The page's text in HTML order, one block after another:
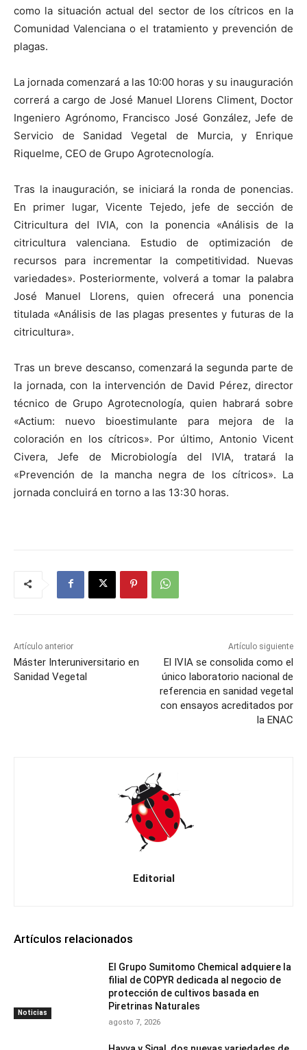
como la situación actual del sector de los cítricos en la
Comunidad Valenciana o el tratamiento y prevención de
plagas.
La jornada comenzará a las 10:00 horas y su inauguración
correrá a cargo de José Manuel Llorens Climent, Doctor
Ingeniero Agrónomo, Francisco José González, Jefe de
Servicio de Sanidad Vegetal de Murcia, y Enrique
Riquelme, CEO de Grupo Agrotecnología.
Tras la inauguración, se iniciará la ronda de ponencias.
En primer lugar, Vicente Tejedo, jefe de sección de
Citricultura del IVIA, con la ponencia «Análisis de la
citricultura valenciana. Estudio de optimización de
recursos para incrementar la competitividad. Nuevas
variedades». Posteriormente, volverá a tomar la palabra
José Manuel Llorens, quien ofrecerá una ponencia
titulada «Análisis de las plagas presentes y futuras de la
citricultura».
Tras un breve descanso, comenzará la segunda parte de
la jornada, con la intervención de David Pérez, director
técnico de Grupo Agrotecnología, quien habrará sobre
«Actium: nuevo bioestimulante para mejora de la
coloración en los cítricos». Por último, Antonio Vicent
Civera, Jefe de Microbiología del IVIA, tratará la
«Prevención de la mancha negra de los cítricos». La
jornada concluirá en torno a las 13:30 horas.
Artículo anterior
Máster Interuniversitario en
Sanidad Vegetal
Artículo siguiente
El IVIA se consolida como el
único laboratorio nacional de
referencia en sanidad vegetal
con ensayos acreditados por
la ENAC
Editorial
Artículos relacionados
Noticias
El Grupo Sumitomo Chemical adquiere la
filial de COPYR dedicada al negocio de
protección de cultivos basada en
Piretrinas Naturales
agosto 7, 2026